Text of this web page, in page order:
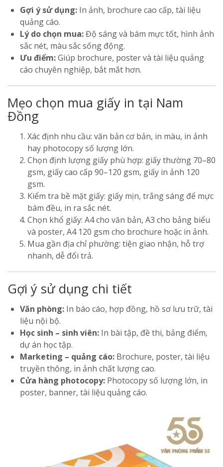
Gợi ý sử dụng: In ảnh, brochure cao cấp, tài liệu
quảng cáo.
Lý do chọn mua:Độ sáng và bám mực tốt, hình ảnh
sắc nét, màu sắc sống động.
Ưu điểm:Giúp brochure, poster và tài liệu quảng
cáo chuyên nghiệp, bắt mắt hơn.
Mẹo chọn mua giấy in tại Nam
Đồng
Xác định nhu cầu: văn bản cơ bản, in màu, in ảnh
hay photocopy số lượng lớn.
Chọn định lượng giấy phù hợp: giấy thường 70–80
gsm, giấy cao cấp 90–120 gsm, giấy in ảnh 120
gsm.
Kiểm tra bề mặt giấy: giấy mịn, trắng sáng để mực
bám đều, in ra sắc nét.
Chọn khổ giấy: A4 cho văn bản, A3 cho bảng biểu
và poster, A4 120 gsm cho brochure hoặc in ảnh.
Mua gần địa chỉ phường: tiện giao nhận, hỗ trợ
nhanh, dễ đổi trả.
Gợi ý sử dụng chi tiết
Văn phòng: In báo cáo, hợp đồng, hồ sơ lưu trữ, tài
liệu nội bộ.
Học sinh – sinh viên: In bài tập, đề thi, bảng điểm,
dự án học tập.
Marketing – quảng cáo: Brochure, poster, tài liệu
truyền thông, in ảnh chất lượng cao.
Cửa hàng photocopy: Photocopy số lượng lớn, in
poster, banner, tài liệu quảng cáo.